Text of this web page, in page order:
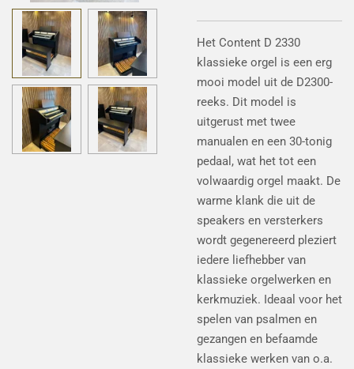
Het Content D 2330
klassieke orgel is een erg
mooi model uit de D2300-
reeks. Dit model is
uitgerust met twee
manualen en een 30-tonig
pedaal, wat het tot een
volwaardig orgel maakt. De
warme klank die uit de
speakers en versterkers
wordt gegenereerd pleziert
iedere liefhebber van
klassieke orgelwerken en
kerkmuziek. Ideaal voor het
spelen van psalmen en
gezangen en befaamde
klassieke werken van o.a.